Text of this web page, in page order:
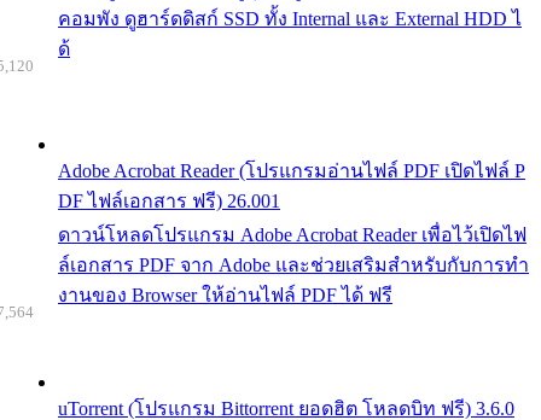
คอมพัง ดูฮาร์ดดิสก์ SSD ทั้ง Internal และ External HDD ไ
ด้
Adobe Acrobat Reader (โปรแกรมอ่านไฟล์ PDF เปิดไฟล์ P
DF ไฟล์เอกสาร ฟรี) 26.001
ดาวน์โหลดโปรแกรม Adobe Acrobat Reader เพื่อไว้เปิดไฟ
ล์เอกสาร PDF จาก Adobe และช่วยเสริมสำหรับกับการทำ
งานของ Browser ให้อ่านไฟล์ PDF ได้ ฟรี
uTorrent (โปรแกรม Bittorrent ยอดฮิต โหลดบิท ฟรี) 3.6.0